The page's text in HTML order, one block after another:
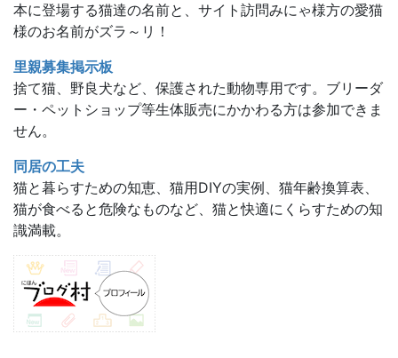
本に登場する猫達の名前と、サイト訪問みにゃ様方の愛猫
様のお名前がズラ～リ！
里親募集掲示板
捨て猫、野良犬など、保護された動物専用です。ブリーダ
ー・ペットショップ等生体販売にかかわる方は参加できま
せん。
同居の工夫
猫と暮らすための知恵、猫用DIYの実例、猫年齢換算表、
猫が食べると危険なものなど、猫と快適にくらすための知
識満載。